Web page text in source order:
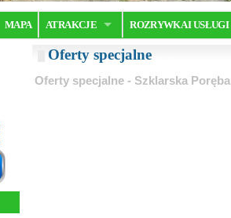
MAPA ATRAKCJE ROZRYWKA I USŁUGI
Oferty specjalne
Oferty specjalne - Szklarska Poręba